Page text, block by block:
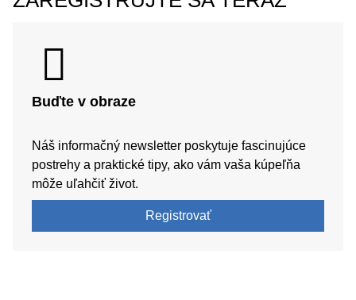
Buďte v obraze
Náš informačný newsletter poskytuje fascinujúce
postrehy a praktické tipy, ako vám vaša kúpeľňa
môže uľahčiť život.
Registrovať